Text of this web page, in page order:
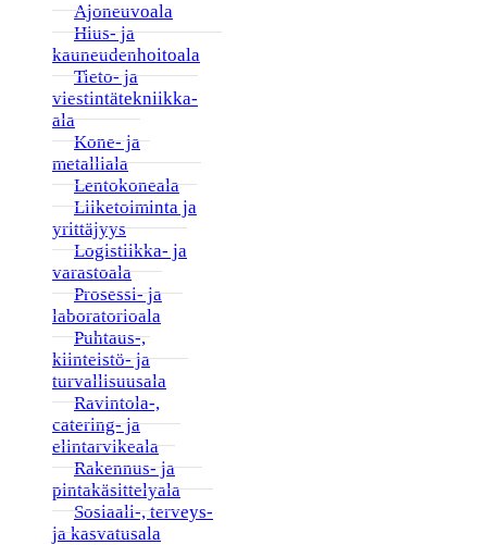
Ajoneuvoala
Hius- ja
kauneudenhoitoala
Tieto- ja
viestintätekniikka-
ala
Kone- ja
metalliala
Lentokoneala
Liiketoiminta ja
yrittäjyys
Logistiikka- ja
varastoala
Prosessi- ja
laboratorioala
Puhtaus-,
kiinteistö- ja
turvallisuusala
Ravintola-,
catering- ja
elintarvikeala
Rakennus- ja
pintakäsittelyala
Sosiaali-, terveys-
ja kasvatusala